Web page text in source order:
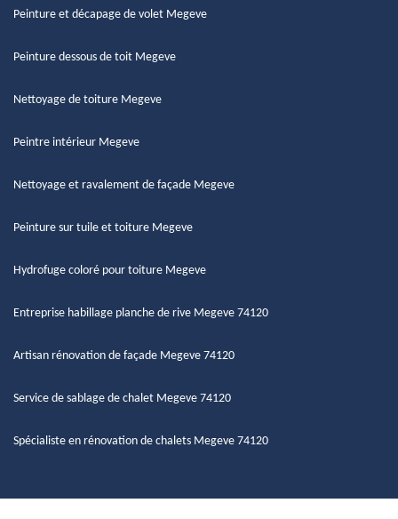
Peinture et décapage de volet Megeve
Peinture dessous de toit Megeve
Nettoyage de toiture Megeve
Peintre intérieur Megeve
Nettoyage et ravalement de façade Megeve
Peinture sur tuile et toiture Megeve
Hydrofuge coloré pour toiture Megeve
Entreprise habillage planche de rive Megeve 74120
Artisan rénovation de façade Megeve 74120
Service de sablage de chalet Megeve 74120
Spécialiste en rénovation de chalets Megeve 74120